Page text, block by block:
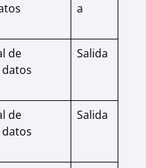
a
de
Salida
de
Salida